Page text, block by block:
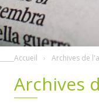
Accueil Archives de
Archives